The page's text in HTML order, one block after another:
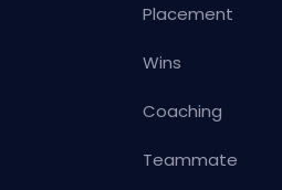
Placement
Wins
Coaching
Teammate